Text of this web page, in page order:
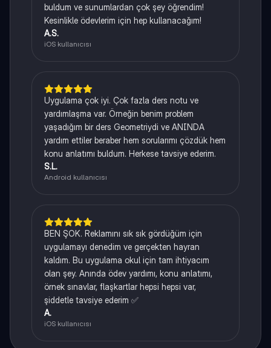
buldum ve sunumlardan çok şey öğrendim!
Kesinlikle ödevlerim için hep kullanacağım!
A.S.
iOS kullanıcısı
Uygulama çok iyi. Çok fazla ders notu ve
yardımlaşma var. Örneğin benim problem
yaşadığım bir ders Geometriydi ve ANINDA
yardım ettiler beraber hem sorularımı çözdük hem
konu anlatımı buldum. Herkese tavsiye ederim.
S.L.
Android kullanıcısı
BEN ŞOK. Reklamını sık sık gördüğüm için
uygulamayı denedim ve gerçekten hayran
kaldım. Bu uygulama okul için tam ihtiyacım
olan şey. Anında ödev yardımı, konu anlatımı,
örnek sınavlar, flaşkartlar hepsi hepsi var,
şiddetle tavsiye ederim ✅
A.
iOS kullanıcısı